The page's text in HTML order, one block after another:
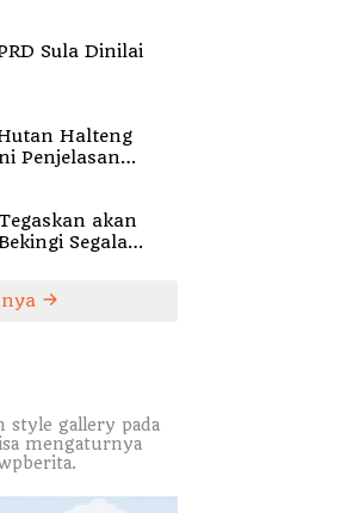
Sula Dinilai
Halteng
Penjelasan
akan
Segala
style gallery pada
mengaturnya